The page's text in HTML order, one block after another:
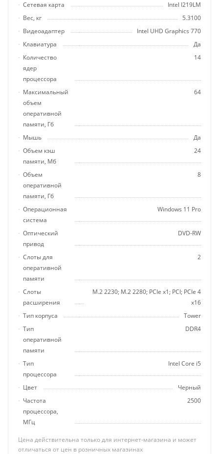
Cетевая карта
Intel I219LM
Вес, кг
5.3100
Видеоадаптер
Intel UHD Graphics 770
Клавиатура
Да
Количество
ядер
процессора
14
Максимальный
объем
оперативной
памяти, Гб
64
Мышь
Да
Объем кэш
памяти, Мб
24
Объем
оперативной
памяти, Гб
8
Операционная
система
Windows 11 Pro
Оптический
привод
DVD-RW
Слоты для
оперативной
памяти
2
Слоты
расширения
М.2 2230; М.2 2280; PCIe x1; PCI; PCIe 4
x16
Тип корпуса
Tower
Тип
оперативной
памяти
DDR4
Тип
процессора
Intel Core i5
Цвет
Черный
Частота
процессора,
МГц
2500
Цена действительна только для интернет-магазина и может
отличаться от цен в розничных магазинах